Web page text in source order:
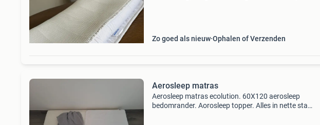
Zo goed als nieuw Ophalen of Verzenden
Aerosleep matras
Aerosleep matras ecolution. 60X120 aerosleep
bedomrander. Aorosleep topper. Alles in nette staat